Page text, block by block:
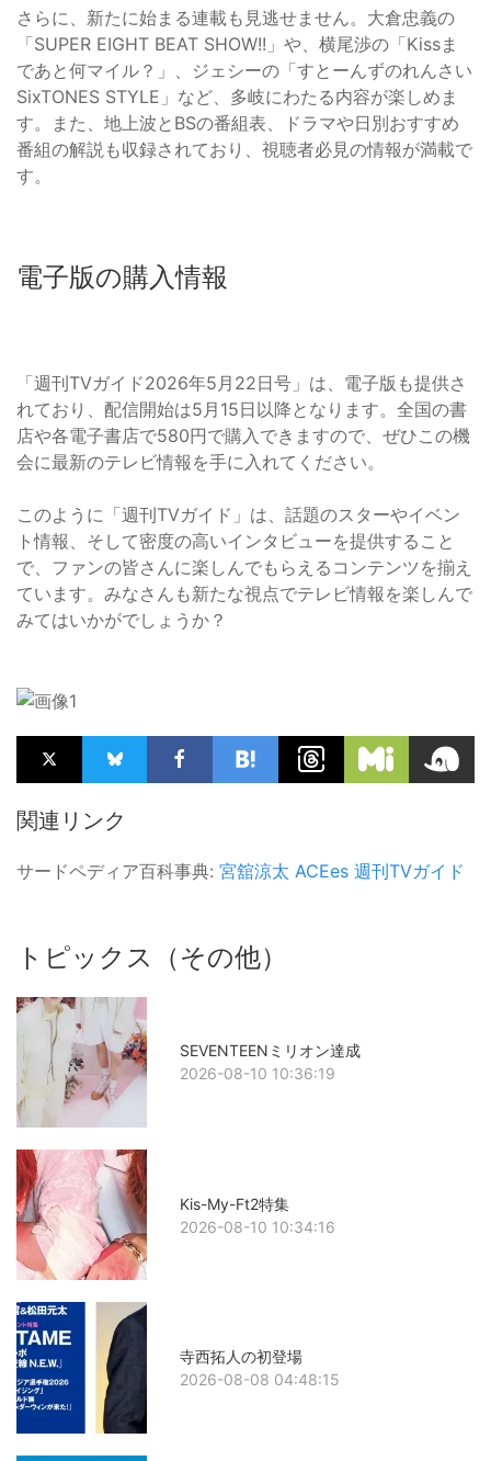
さらに、新たに始まる連載も見逃せません。大倉忠義の
「SUPER EIGHT BEAT SHOW!!」や、横尾渉の「Kissま
であと何マイル？」、ジェシーの「すとーんずのれんさい
SixTONES STYLE」など、多岐にわたる内容が楽しめま
す。また、地上波とBSの番組表、ドラマや日別おすすめ
番組の解説も収録されており、視聴者必見の情報が満載で
す。
電子版の購入情報
「週刊TVガイド2026年5月22日号」は、電子版も提供さ
れており、配信開始は5月15日以降となります。全国の書
店や各電子書店で580円で購入できますので、ぜひこの機
会に最新のテレビ情報を手に入れてください。
このように「週刊TVガイド」は、話題のスターやイベン
ト情報、そして密度の高いインタビューを提供すること
で、ファンの皆さんに楽しんでもらえるコンテンツを揃え
ています。みなさんも新たな視点でテレビ情報を楽しんで
みてはいかがでしょうか？
関連リンク
サードペディア百科事典: 宮舘涼太 ACEes 週刊TVガイド
トピックス（その他）
SEVENTEENミリオン達成
2026-08-10 10:36:19
Kis-My-Ft2特集
2026-08-10 10:34:16
寺西拓人の初登場
2026-08-08 04:48:15